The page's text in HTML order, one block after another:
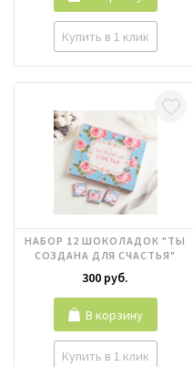
Купить в 1 клик
НАБОР 12 ШОКОЛАДОК "ТЫ
СОЗДАНА ДЛЯ СЧАСТЬЯ"
300 руб.
Купить в 1 клик
В корзину